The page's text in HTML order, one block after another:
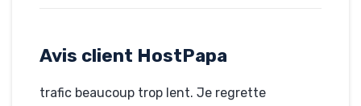
informatique-pro.com
Avis client HostPapa
trafic beaucoup trop lent. Je regrette